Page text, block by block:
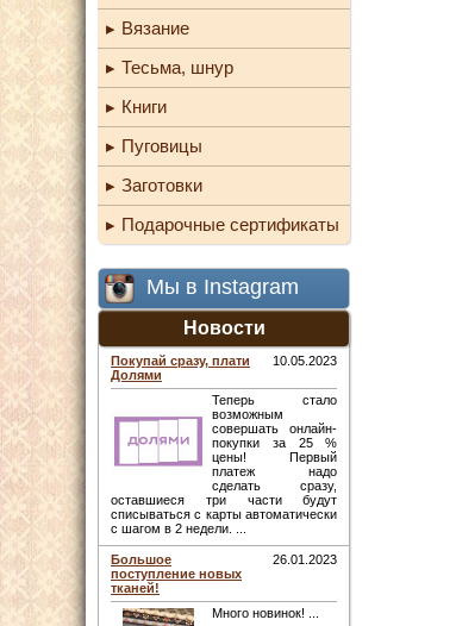
Вязание
Тесьма, шнур
Книги
Пуговицы
Заготовки
Подарочные сертификаты
Мы в Instagram
Новости
Покупай сразу, плати
Долями
10.05.2023
Теперь стало
возможным
совершать онлайн-
покупки за 25 %
цены! Первый
платеж надо
сделать сразу,
оставшиеся три части будут
списываться с карты автоматически
с шагом в 2 недели. ...
Большое
поступление новых
тканей!
26.01.2023
Много новинок! ...